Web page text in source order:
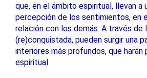
que, en el ámbito espiritual, llevan a
percepción de los sentimientos, en
relación con los demás. A través de
(re)conquistada, pueden surgir una
interiores más profundos, que harán
espiritual.